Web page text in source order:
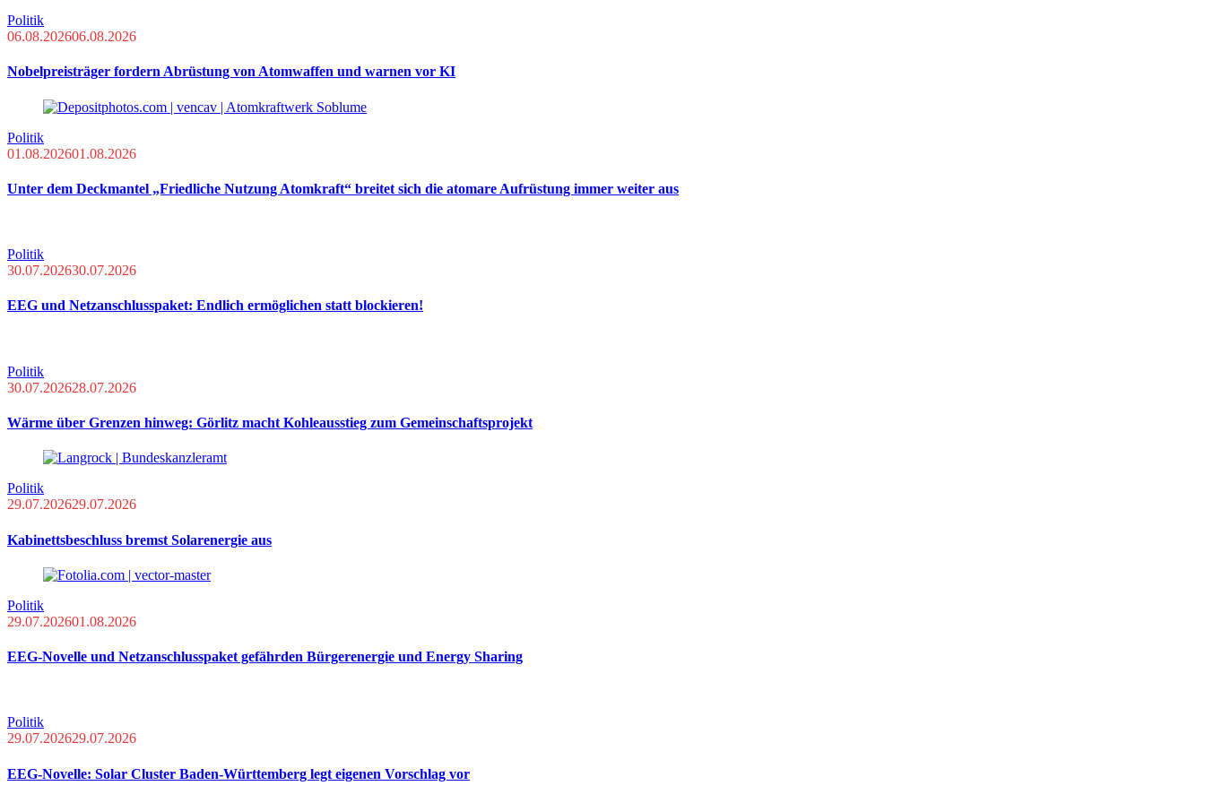
Politik
06.08.202606.08.2026
Nobelpreisträger fordern Abrüstung von Atomwaffen und warnen vor KI
Politik
01.08.202601.08.2026
Unter dem Deckmantel „Friedliche Nutzung Atomkraft“ breitet sich die atomare Aufrüstung immer weiter aus
Politik
30.07.202630.07.2026
EEG und Netzanschlusspaket: Endlich ermöglichen statt blockieren!
Politik
30.07.202628.07.2026
Wärme über Grenzen hinweg: Görlitz macht Kohleausstieg zum Gemeinschaftsprojekt
Politik
29.07.202629.07.2026
Kabinettsbeschluss bremst Solarenergie aus
Politik
29.07.202601.08.2026
EEG-Novelle und Netzanschlusspaket gefährden Bürgerenergie und Energy Sharing
Politik
29.07.202629.07.2026
EEG-Novelle: Solar Cluster Baden-Württemberg legt eigenen Vorschlag vor